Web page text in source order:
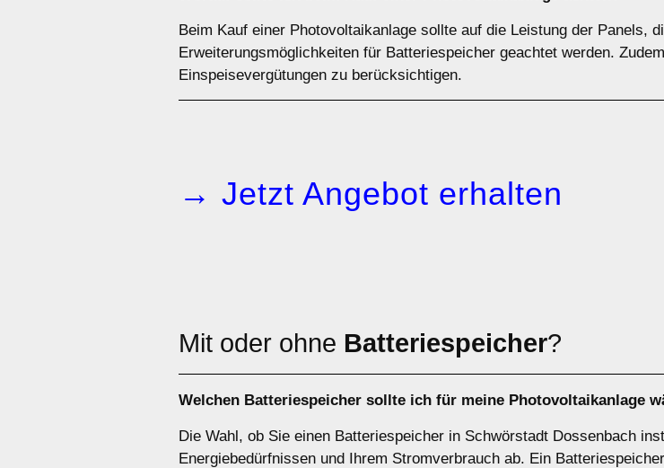
Beim Kauf einer Photovoltaikanlage sollte auf die Leistung der Panels,
Erweiterungsmöglichkeiten für Batteriespeicher geachtet werden.
Einspeisevergütungen zu berücksichtigen.
→ Jetzt Angebot erhalten
Mit oder ohne Batteriespeicher?
Welchen Batteriespeicher sollte ich für meine Photovoltaikanlage
Die Wahl, ob Sie einen Batteriespeicher in Schwörstadt Dossenbach
Energiebedürfnissen und Ihrem Stromverbrauch ab. Ein